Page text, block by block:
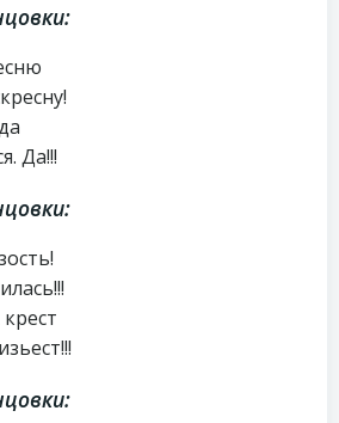
Да!!!